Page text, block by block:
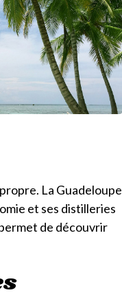
La Guadeloupe
et ses distilleries
de découvrir